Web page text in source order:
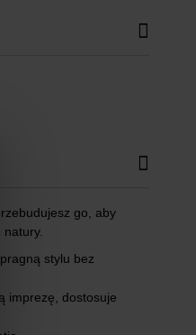
go, aby
stylu bez
imprezę, dostosuje